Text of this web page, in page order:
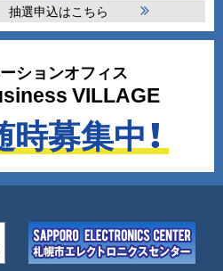
抽選申込はこちら
ションオフィス
VILLAGE
募集中！